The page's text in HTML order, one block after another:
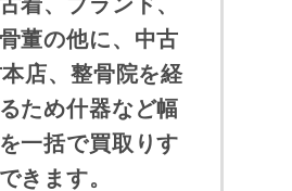
董の他に、中古
店、整骨院を経
ため什器など幅
一括で買取りす
きます。